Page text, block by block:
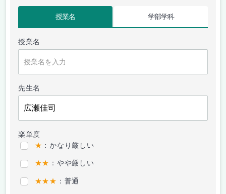
授業名 学部学科
授業名
先生名
楽単度
★ ：かなり厳しい
★★ ：やや厳しい
★★★ ：普通